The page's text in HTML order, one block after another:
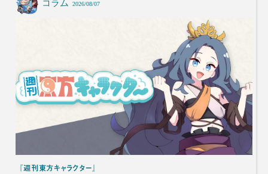
コラム 2026/08/07
『週刊東方キャラクター』